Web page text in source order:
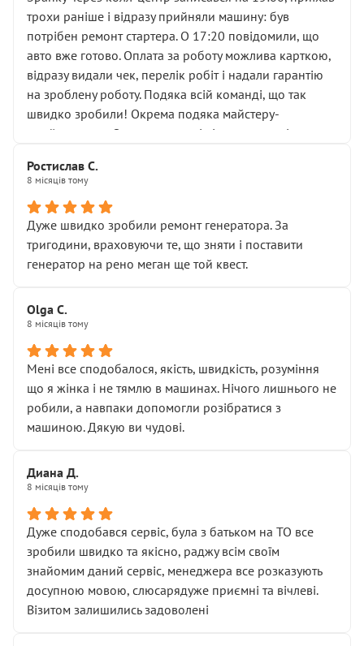
враження. Але згодом знайшов декілька гайок під
лобовим склом. Мені пояснили, що це “старі гайки, які
відкручували”, і попросили не хвилюватися. ( надіюсь
новий власник, не застяг в полі))
Але після нинішнього візиту такі дрібниці вже не
здаються дрібницями.
Я — клієнт, який працює на довірі, і саме її цей сервіс
Хотілося б більше:
• належної уваги до авто
• прозорості в роботах і рахунках
• реальної діагностики, а не формального
“подивились і поїхав”
На жаль, складається враження, що сервіс працює не
Стосовно комунікації - все добре
трохи раніше і відразу прийняли машину: був
потрібен ремонт стартера. О 17:20 повідомили, що
авто вже готово. Оплата за роботу можлива карткою,
відразу видали чек, перелік робіт і надали гарантію
на зроблену роботу. Подяка всій команді, що так
швидко зробили! Окрема подяка майстеру-
приймальнику Олександру: всі чітко та по суті.
звертатися до цього автосервісу.
Ростислав С.
8 місяців тому
Дуже швидко зробили ремонт генератора. За
тригодини, враховуючи те, що зняти і поставити
генератор на рено меган ще той квест.
Olga С.
8 місяців тому
Мені все сподобалося, якість, швидкість, розуміння
що я жінка і не тямлю в машинах. Нічого лишнього не
робили, а навпаки допомогли розібратися з
машиною. Дякую ви чудові.
Диана Д.
8 місяців тому
Дуже сподобався сервіс, була з батьком на ТО все
зробили швидко та якісно, раджу всім своїм
знайомим даний сервіс, менеджера все розказують
досупною мовою, слюсарядуже приємні та вічлеві.
Візитом залишились задоволені